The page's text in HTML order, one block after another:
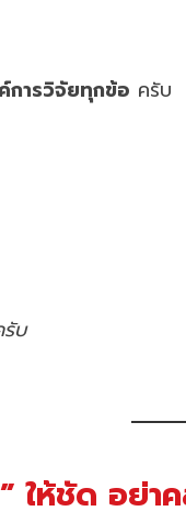
การวิจัยทุกข้อ ครับ
บ
ให้ชัด อย่า